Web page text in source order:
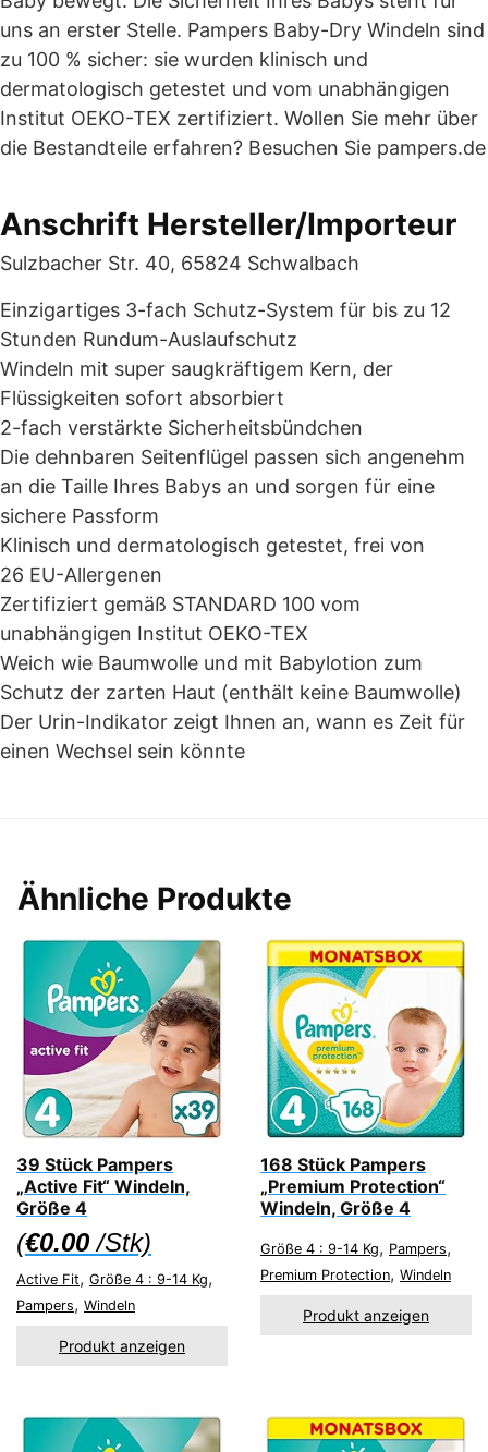
uns an erster Stelle. Pampers Baby-Dry Windeln sind
zu 100 % sicher: sie wurden klinisch und
dermatologisch getestet und vom unabhängigen
Institut OEKO-TEX zertifiziert. Wollen Sie mehr über
die Bestandteile erfahren? Besuchen Sie pampers.de
Anschrift Hersteller/Importeur
Sulzbacher Str. 40, 65824 Schwalbach
Einzigartiges 3-fach Schutz-System für bis zu 12
Stunden Rundum-Auslaufschutz
Windeln mit super saugkräftigem Kern, der
Flüssigkeiten sofort absorbiert
2-fach verstärkte Sicherheitsbündchen
Die dehnbaren Seitenflügel passen sich angenehm
an die Taille Ihres Babys an und sorgen für eine
sichere Passform
Klinisch und dermatologisch getestet, frei von
26 EU-Allergenen
Zertifiziert gemäß STANDARD 100 vom
unabhängigen Institut OEKO-TEX
Weich wie Baumwolle und mit Babylotion zum
Schutz der zarten Haut (enthält keine Baumwolle)
Der Urin-Indikator zeigt Ihnen an, wann es Zeit für
einen Wechsel sein könnte
Ähnliche Produkte
39 Stück Pampers
„Active Fit“ Windeln,
Größe 4
(€0.00 /Stk)
Active Fit, Größe 4 : 9-14 Kg,
Pampers, Windeln
Produkt anzeigen
168 Stück Pampers
„Premium Protection“
Windeln, Größe 4
Größe 4 : 9-14 Kg, Pampers,
Premium Protection, Windeln
Produkt anzeigen